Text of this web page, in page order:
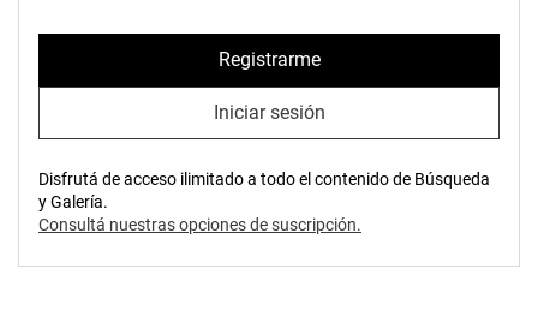
Registrarme
Iniciar sesión
Disfrutá de acceso ilimitado a todo el contenido de Búsqueda
y Galería.
Consultá nuestras opciones de suscripción.